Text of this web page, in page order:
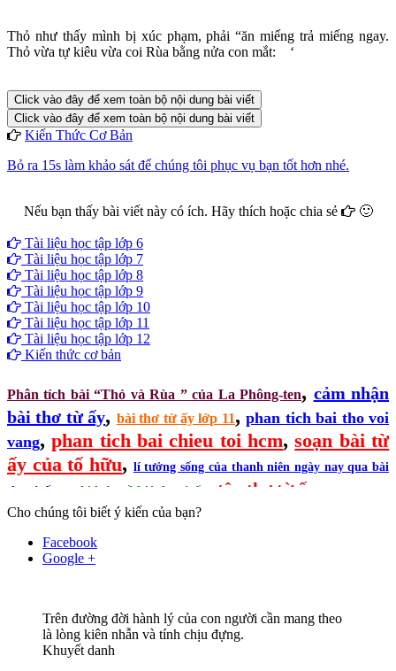
Thỏ như thấy mình bị xúc phạm, phải “ăn miếng trả miếng ngay.
Thỏ vừa tự kiêu vừa coi Rùa bằng nửa con mắt: ‘
Click vào đây để xem toàn bộ nội dung bài viết
Click vào đây để xem toàn bộ nội dung bài viết
Kiến Thức Cơ Bản
Bỏ ra 15s làm khảo sát để chúng tôi phục vụ bạn tốt hơn nhé.
Nếu bạn thấy bài viết này có ích. Hãy thích hoặc chia sẻ
🙂
Tài liệu học tập lớp 6
Tài liệu học tập lớp 7
Tài liệu học tập lớp 8
Tài liệu học tập lớp 9
Tài liệu học tập lớp 10
Tài liệu học tập lớp 11
Tài liệu học tập lớp 12
Kiến thức cơ bản
Phân tích bài “Thỏ và Rùa ” của La Phông-ten, cảm nhận
bài thơ từ ấy, bài thơ từ ấy lớp 11,phan tich bai tho voi
vang,phan tich bai chieu toi hcm,soạn bài từ
ấy của tố hữu, lí tưởng sống của thanh niên ngày nay qua bài
thơ từ ấy
nghị luận về bài thơ từ ấy tập thơ từ ấy
Cho chúng tôi biết ý kiến của bạn?
Facebook
Google +
Trên đường đời hành lý của con người cần mang theo
là lòng kiên nhẫn và tính chịu đựng.
Khuyết danh